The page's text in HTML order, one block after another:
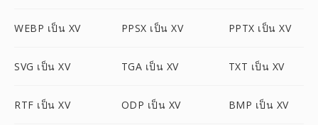
WEBP เป็น XV PPSX เป็น XV PPTX เป็น XV
SVG เป็น XV TGA เป็น XV TXT เป็น XV
RTF เป็น XV ODP เป็น XV BMP เป็น XV